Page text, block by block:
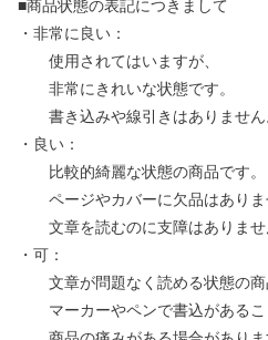
■商品状態の表記につきまして
・非常に良い：
使用されてはいますが、
非常にきれいな状態です。
書き込みや線引きはありません
・良い：
比較的綺麗な状態の商品です。
ページやカバーに欠品はありま
文章を読むのに支障はありませ
・可：
文章が問題なく読める状態の商
マーカーやペンで書込があるこ